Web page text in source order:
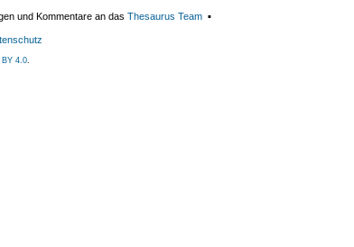
und Kommentare an das Thesaurus Team ▪
4.0